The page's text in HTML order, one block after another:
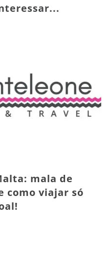
mala de
como viajar só